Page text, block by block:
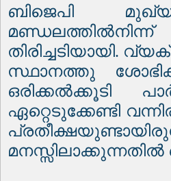
ബിജെപി
മണ്ഡലത്തിൽനിന്ന്
തിരിച്ചടിയായി.
സ്ഥാനത്തു
ഒരിക്കൽക്കൂടി
ഏറ്റെടുക്കേണ്ടി
മനസ്സിലാക്കുന്നതിൽ